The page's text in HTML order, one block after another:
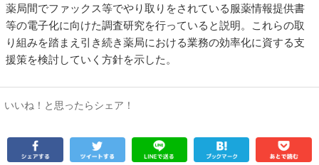
薬局間でファックス等でやり取りをされている服薬情報提供書
等の電子化に向けた調査研究を行っていると説明。これらの取
り組みを踏まえ引き続き薬局における業務の効率化に資する支
援策を検討していく方針を示した。
いいね！と思ったらシェア！